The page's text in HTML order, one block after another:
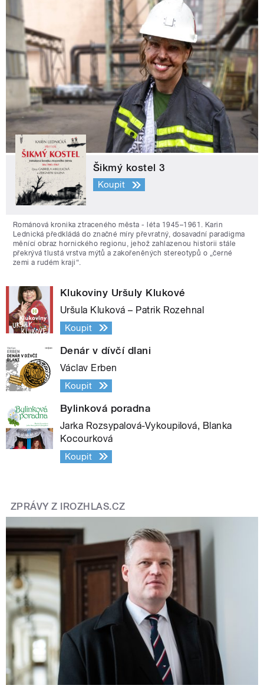
Šikmý kostel 3
Koupit
Románová kronika ztraceného města - léta 1945–1961. Karin
Lednická předkládá do značné míry převratný, dosavadní paradigma
měnící obraz hornického regionu, jehož zahlazenou historii stále
překrývá tlustá vrstva mýtů a zakořeněných stereotypů o „černé
zemi a rudém kraji“.
Klukoviny Uršuly Klukové
Uršula Kluková – Patrik Rozehnal
Koupit
Denár v dívčí dlani
Václav Erben
Koupit
Bylinková poradna
Jarka Rozsypalová-Vykoupilová, Blanka
Kocourková
Koupit
ZPRÁVY Z IROZHLAS.CZ